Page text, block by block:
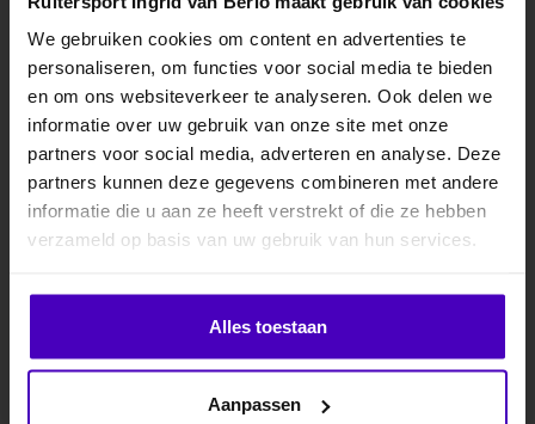
We gebruiken cookies om content en advertenties te
personaliseren, om functies voor social media te bieden
en om ons websiteverkeer te analyseren. Ook delen we
informatie over uw gebruik van onze site met onze
partners voor social media, adverteren en analyse. Deze
partners kunnen deze gegevens combineren met andere
informatie die u aan ze heeft verstrekt of die ze hebben
verzameld op basis van uw gebruik van hun services.
Alles toestaan
Aanpassen
QHP
Peesbeschermers
Ontario
Bescherm de achterbenen
van jouw paard tegen
aantikken met deze
strijklappen voo..
QHP
Strijklappen Ontario
Bescherm de achterbenen
van jouw paard tegen
aantikken met deze
strijklappen voo..
€47,50
MELD JE AAN VOOR
10% KORTING
.